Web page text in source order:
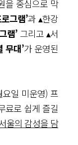
을 중심으로 막
그램’과 ▴한강
램’그리고 ▴서
무대’가 운영된
일 미운영) 프
료로 쉽게 즐길
울의 감성을 담